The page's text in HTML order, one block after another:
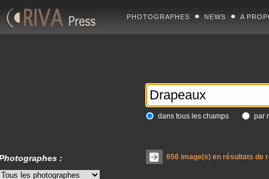
PHOTOGRAPHES NEWS A
dans tous les champs par
656image(s) en résultats de
: